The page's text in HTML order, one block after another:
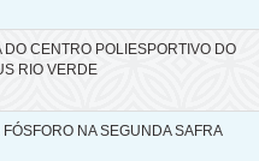
CENTRO POLIESPORTIVO DO
RIO VERDE
NA SEGUNDA SAFRA